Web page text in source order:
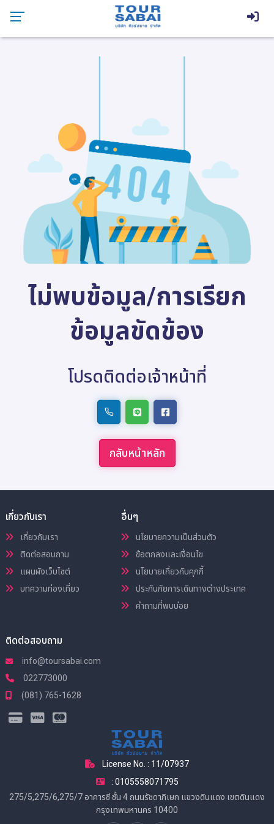
ไม่พบข้อมูล/การเรียก
ข้อมูลขัดข้อง
โปรดติดต่อเจ้าหน้าที่
กลับหน้าหลัก
เกี่ยวกับเรา
เกี่ยวกับเรา
ติดต่อสอบถาม
แผนผังเว็บไซต์
บทความท่องเที่ยว
อื่นๆ
นโยบายความเป็นส่วนตัว
ข้อตกลงและเงื่อนไข
นโยบายเกี่ยวกับคุกกี้
ประกันภัยการเดินทางต่างประเทศ
คำถามที่พบบ่อย
ติดต่อสอบถาม
info@toursabai.com
022773000
(081) 765-1628
License No. : 11/07937
: 0105558071795
275/5,275/6,275/7 อาคารซี ชั้น 4 ถนนรัชดาภิเษก แขวงดินแดง เขตดินแดง
กรุงเทพมหานคร 10400